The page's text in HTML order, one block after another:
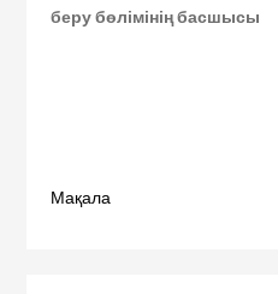
беру бөлімінің басшысы
Мақала